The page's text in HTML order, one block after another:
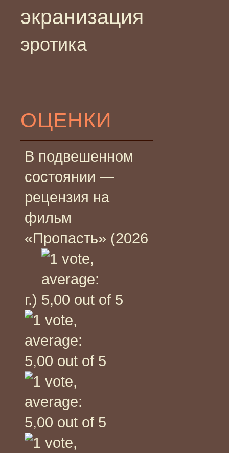
экранизация
эротика
ОЦЕНКИ
В подвешенном
состоянии —
рецензия на
фильм
«Пропасть» (2026
г.)